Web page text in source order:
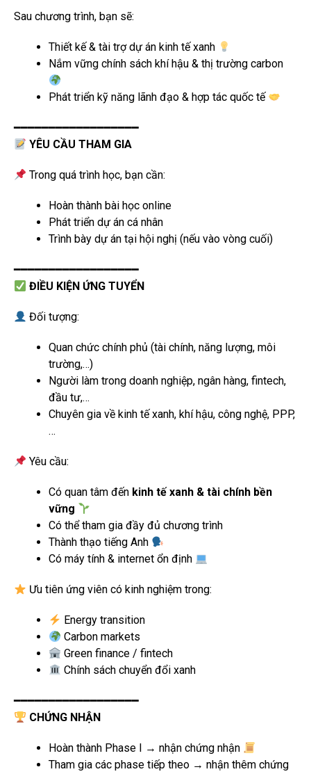
Sau chương trình, bạn sẽ:
Thiết kế & tài trợ dự án kinh tế xanh
Nắm vững chính sách khí hậu & thị trường carbon
Phát triển kỹ năng lãnh đạo & hợp tác quốc tế
━━━━━━━━━━━━━━━━━━
YÊU CẦU THAM GIA
Trong quá trình học, bạn cần:
Hoàn thành bài học online
Phát triển dự án cá nhân
Trình bày dự án tại hội nghị (nếu vào vòng cuối)
━━━━━━━━━━━━━━━━━━
ĐIỀU KIỆN ỨNG TUYỂN
Đối tượng:
Quan chức chính phủ (tài chính, năng lượng, môi
trường,…)
Người làm trong doanh nghiệp, ngân hàng, fintech,
đầu tư,…
Chuyên gia về kinh tế xanh, khí hậu, công nghệ, PPP,
…
Yêu cầu:
Có quan tâm đến kinh tế xanh & tài chính bền
vững
Có thể tham gia đầy đủ chương trình
Thành thạo tiếng Anh
Có máy tính & internet ổn định
Ưu tiên ứng viên có kinh nghiệm trong:
Energy transition
Carbon markets
Green finance / fintech
Chính sách chuyển đổi xanh
━━━━━━━━━━━━━━━━━━
CHỨNG NHẬN
Hoàn thành Phase I → nhận chứng nhận
Tham gia các phase tiếp theo → nhận thêm chứng